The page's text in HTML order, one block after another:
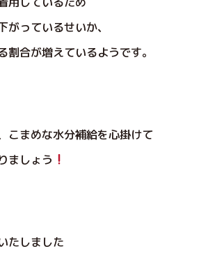
っているせいか、
割合が増えているようです。
こまめな水分補給を心掛けて
ましょう
たしました